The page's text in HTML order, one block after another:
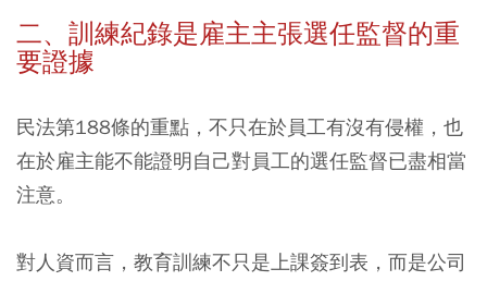
二、訓練紀錄是雇主主張選任監督的重
要證據
民法第188條的重點，不只在於員工有沒有侵權，也
在於雇主能不能證明自己對員工的選任監督已盡相當
注意。
對人資而言，教育訓練不只是上課簽到表，而是公司